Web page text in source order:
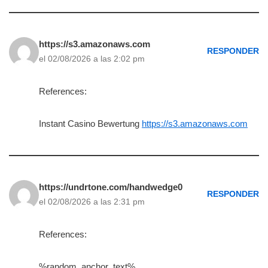
https://s3.amazonaws.com
el 02/08/2026 a las 2:02 pm
RESPONDER
References:
Instant Casino Bewertung https://s3.amazonaws.com
https://undrtone.com/handwedge0
el 02/08/2026 a las 2:31 pm
RESPONDER
References: